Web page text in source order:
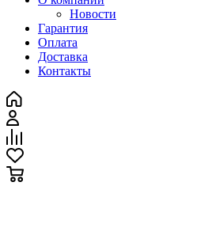
Новости
Гарантия
Оплата
Доставка
Контакты